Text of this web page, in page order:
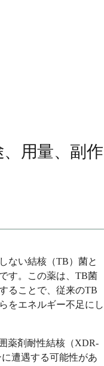
用量、副作
ない結核（TB）菌と
す。この薬は、TB菌
ることで、従来のTB
をエネルギー不足にし
薬剤耐性結核（XDR-
遭遇する可能性があ